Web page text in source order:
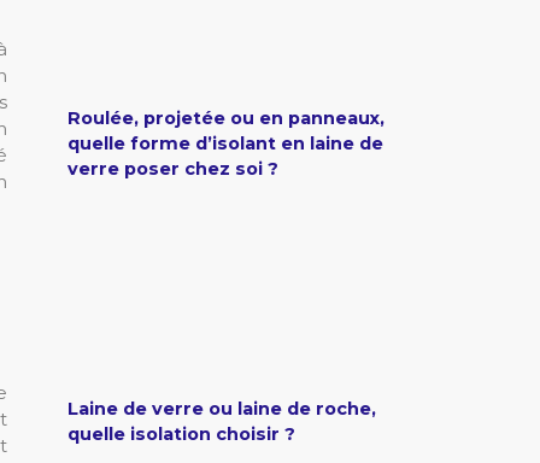
Roulée, projetée ou en panneaux,
quelle forme d’isolant en laine de
verre poser chez soi ?
Laine de verre ou laine de roche,
quelle isolation choisir ?